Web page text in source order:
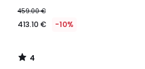
459.00 €
413.10 € -10%
4
/